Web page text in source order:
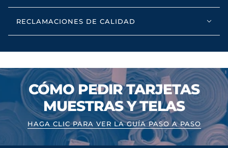
RECLAMACIONES DE CALIDAD
CÓMO PEDIR TARJETAS
MUESTRAS Y TELAS
HAGA CLIC PARA VER LA GUÍA PASO A PASO